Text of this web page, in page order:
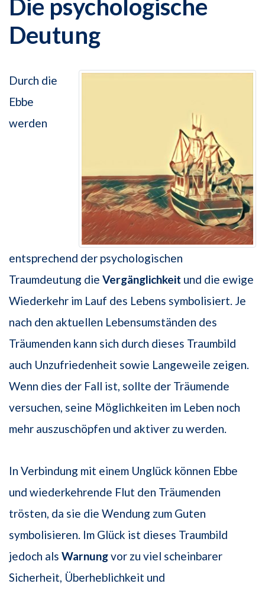
Die psychologische
Deutung
Durch die
Ebbe
werden
entsprechend der psychologischen
Traumdeutung die Vergänglichkeit und die ewige
Wiederkehr im Lauf des Lebens symbolisiert. Je
nach den aktuellen Lebensumständen des
Träumenden kann sich durch dieses Traumbild
auch Unzufriedenheit sowie Langeweile zeigen.
Wenn dies der Fall ist, sollte der Träumende
versuchen, seine Möglichkeiten im Leben noch
mehr auszuschöpfen und aktiver zu werden.
In Verbindung mit einem Unglück können Ebbe
und wiederkehrende Flut den Träumenden
trösten, da sie die Wendung zum Guten
symbolisieren. Im Glück ist dieses Traumbild
jedoch als Warnungvor zu viel scheinbarer
Sicherheit, Überheblichkeit und